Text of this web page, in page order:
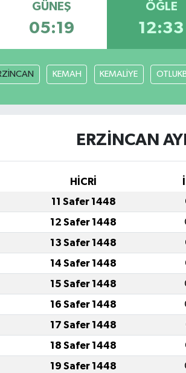
GÜNEŞ
05:19
ÖĞLE
12:33
KEMAH KEMALİYE
ERZİNCAN
HİCRİ
11 Safer 1448
12 Safer 1448
13 Safer 1448
14 Safer 1448
15 Safer 1448
16 Safer 1448
17 Safer 1448
18 Safer 1448
19 Safer 1448